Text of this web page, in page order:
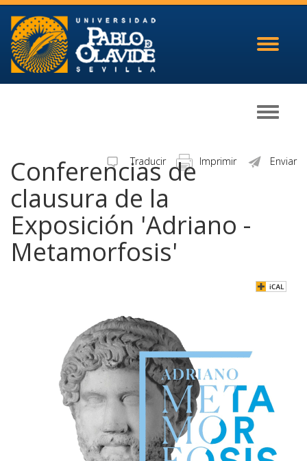
Toggle
Toggle
Enviar
Imprimir
Traducir
Conferencias de
clausura de la
Exposición 'Adriano -
Metamorfosis'